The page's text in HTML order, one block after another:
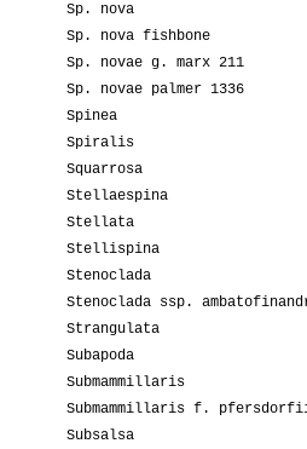
Sp. nova
Sp. nova fishbone
Sp. novae g. marx 211
Sp. novae palmer 1336
Spinea
Spiralis
Squarrosa
Stellaespina
Stellata
Stellispina
Stenoclada
Stenoclada ssp.
Strangulata
Subapoda
Submammillaris
Submammillaris f.
Subsalsa